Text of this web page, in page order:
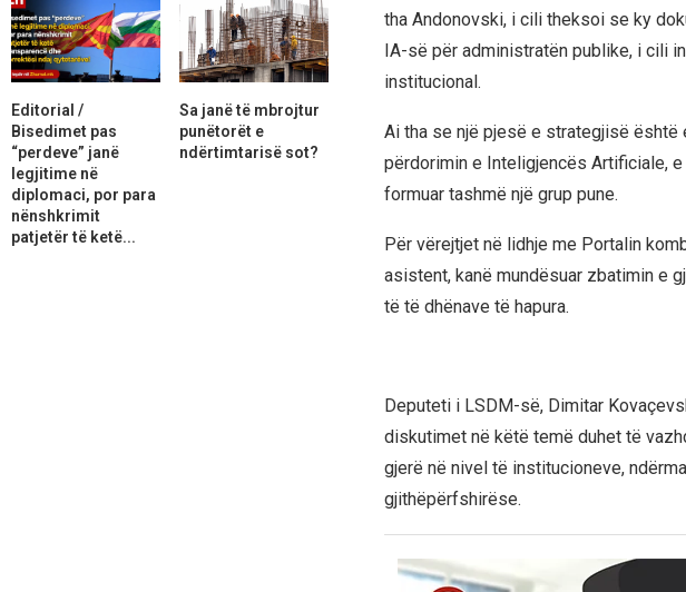
tha Andonovski, i cili theksoi se ky
IA-së për administratën publike, i cili
institucional.
Ai tha se një pjesë e strategjisë
përdorimin e Inteligjencës Artificiale,
formuar tashmë një grup pune.
Për vërejtjet në lidhje me Portalin
asistent, kanë mundësuar zbatimin e
të të dhënave të hapura.
Deputeti i LSDM-së, Dimitar
diskutimet në këtë temë duhet të
gjerë në nivel të institucioneve,
gjithëpërfshirëse.
Editorial /
Bisedimet pas
“perdeve” janë
legjitime në
diplomaci, por para
nënshkrimit
patjetër të ketë...
Sa janë të mbrojtur
punëtorët e
ndërtimtarisë sot?